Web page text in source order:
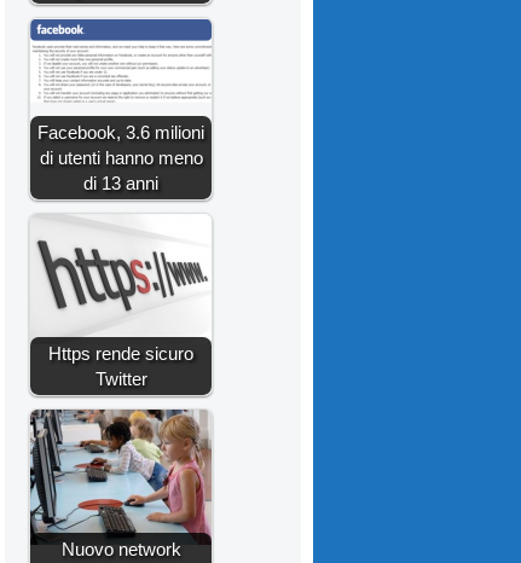
Facebook, 3.6 milioni
di utenti hanno meno
di 13 anni
Https rende sicuro
Twitter
Nuovo network